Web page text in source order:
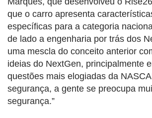
que o carro apresenta
específicas para a categoria
de lado a engenharia por trás dos
uma mescla do conceito anterior
ideias do NextGen, principalmente
questões mais elogiadas da
segurança, a gente se preocupa
segurança.”